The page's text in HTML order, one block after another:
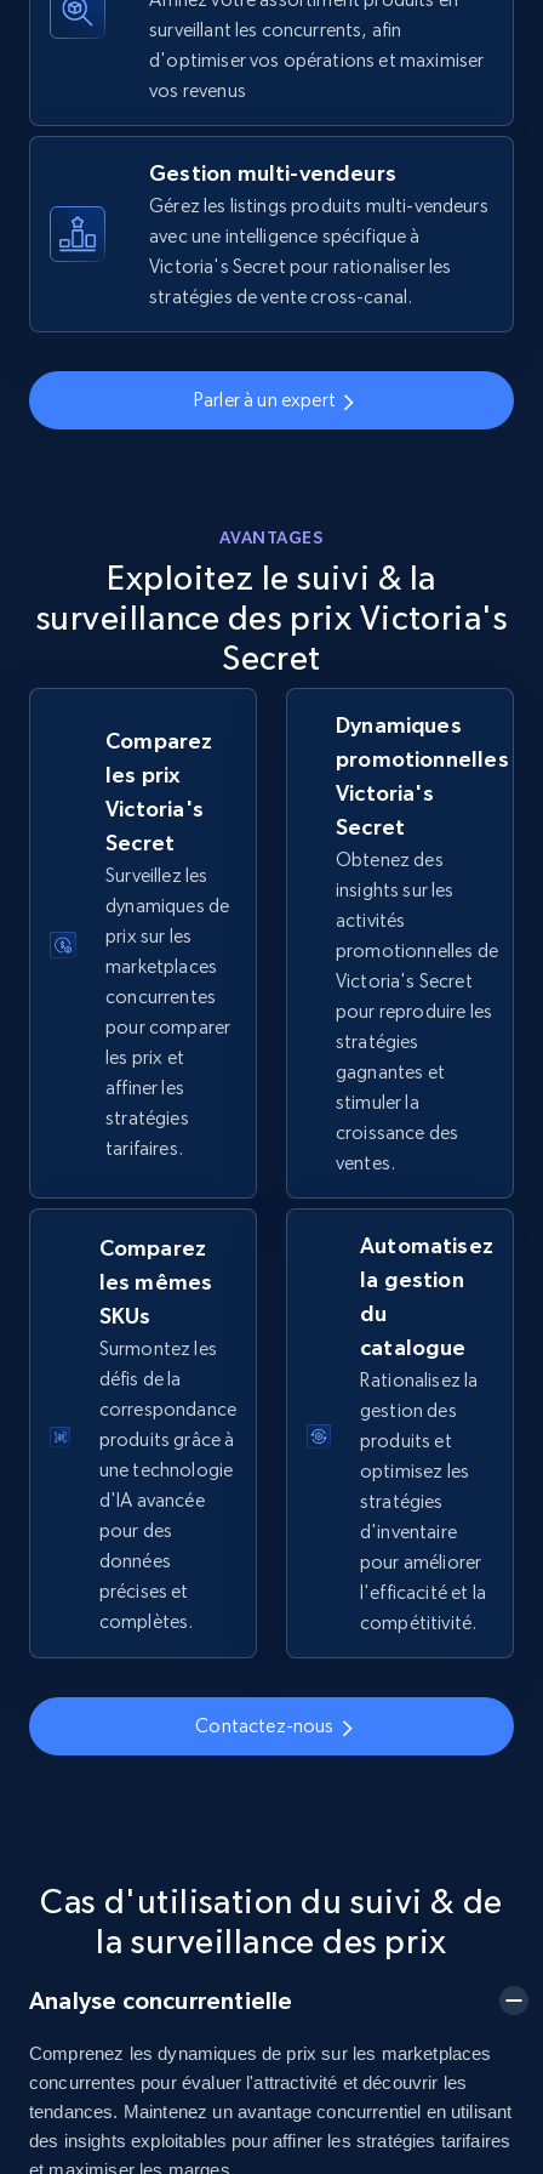
Walmart - products - Collects products by
specific keywords
URL, Final price, Sku, Currency, Gtin,
more.
5.6K+ 875+ Commencer
URL, Final price, Sku, Currency, Gtin,
Specifications, Image urls, Top reviews, and
TikTok Shop
URL, Title, Available, Description, Currency, Initial
price, Final price, Discount percent, and more.
Commencer
TikTok Shop - category
URL, Title, Available, Description, Currency, Initial
price, Final price, Discount percent, and more.
5.4K+ 668+ Commencer
TikTok Shop - Collect TikTok shop products
by keywords search
URL, Title, Available, Description, Currency, Initial
price, Final price, Discount percent, and more.
5.4K+ 668+ Commencer
TikTok Shop - discover records by shop url
URL, Title, Available, Description, Currency, Initial
price, Final price, Discount percent, and more.
5.4K+ Commencer
Amazon sellers info
info, Stars, Feedbacks, Return policy, and more.
eBay
URL, Product id, Title, Seller name, Seller rating,
Seller reviews, Breadcrumbs, Root category, and
more.
2.5K+ 359+ Commencer
surveillant les concurrents, afin
d'optimiser vos opérations et maximiser
vos revenus
Gestion multi-vendeurs
Gérez les listings produits multi-vendeurs
avec une intelligence spécifique à
Victoria's Secret pour rationaliser les
stratégies de vente cross-canal.
Parler à un expert
AVANTAGES
Exploitez le suivi & la
surveillance des prix Victoria's
Secret
Comparez
les prix
Victoria's
Secret
Surveillez les
dynamiques de
prix sur les
marketplaces
concurrentes
pour comparer
les prix et
affiner les
stratégies
tarifaires.
Dynamiques
promotionnelles
Victoria's
Secret
Obtenez des
insights sur les
activités
promotionnelles de
Victoria's Secret
pour reproduire les
stratégies
gagnantes et
stimuler la
croissance des
ventes.
Comparez
les mêmes
SKUs
Surmontez les
défis de la
correspondance
produits grâce à
une technologie
d'IA avancée
pour des
données
précises et
complètes.
Automatisez
la gestion
du
catalogue
Rationalisez la
gestion des
produits et
optimisez les
stratégies
d'inventaire
pour améliorer
l'efficacité et la
compétitivité.
Contactez-nous
Cas d'utilisation du suivi & de
la surveillance des prix
Analyse concurrentielle
Comprenez les dynamiques de prix sur les marketplaces
concurrentes pour évaluer l'attractivité et découvrir les
tendances. Maintenez un avantage concurrentiel en utilisant
des insights exploitables pour affiner les stratégies tarifaires